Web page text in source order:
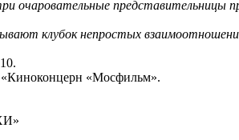
очаровательные представительницы
клубок непростых
«Мосфильм».